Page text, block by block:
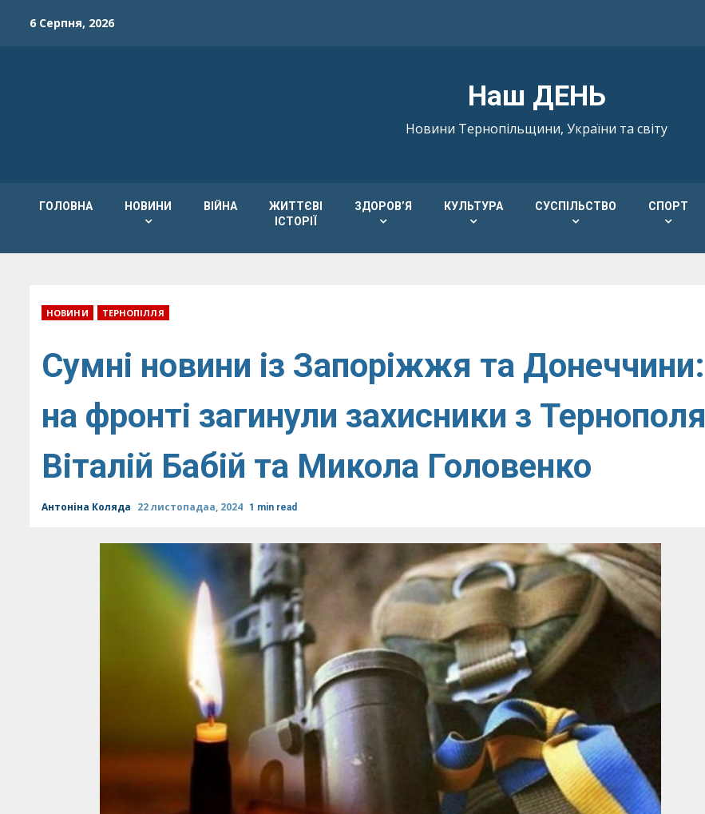
6 Серпня, 2026
Наш ДЕНЬ
Новини Тернопільщини, України та світу
ГОЛОВНА НОВИНИ ВІЙНА
ЖИТТЄВІ
ІСТОРІЇ
ЗДОРОВ’Я КУЛЬТУРА СУСПІЛЬСТВО СПОРТ
НОВИНИ ТЕРНОПІЛЛЯ
Сумні новини із Запоріжжя та Донеччини:
на фронті загинули захисники з Тернополя
Віталій Бабій та Микола Головенко
Антоніна Коляда 22 листопадаа, 2024 1 min read